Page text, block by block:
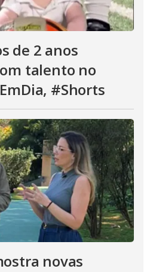
de 2 anos
talento no
#Shorts
novas